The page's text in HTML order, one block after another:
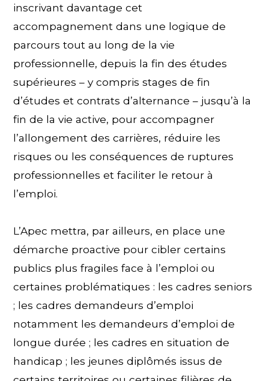
inscrivant davantage cet
accompagnement dans une logique de
parcours tout au long de la vie
professionnelle, depuis la fin des études
supérieures – y compris stages de fin
d’études et contrats d’alternance – jusqu’à la
fin de la vie active, pour accompagner
l’allongement des carrières, réduire les
risques ou les conséquences de ruptures
professionnelles et faciliter le retour à
l’emploi.
L’Apec mettra, par ailleurs, en place une
démarche proactive pour cibler certains
publics plus fragiles face à l’emploi ou
certaines problématiques : les cadres seniors
; les cadres demandeurs d’emploi
notamment les demandeurs d’emploi de
longue durée ; les cadres en situation de
handicap ; les jeunes diplômés issus de